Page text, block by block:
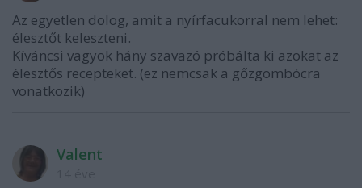
Az egyetlen dolog, amit a nyírfacukorral nem lehet:
élesztőt keleszteni.
Kíváncsi vagyok hány szavazó próbálta ki azokat az
élesztős recepteket. (ez nemcsak a gőzgombócra
vonatkozik)
Valent